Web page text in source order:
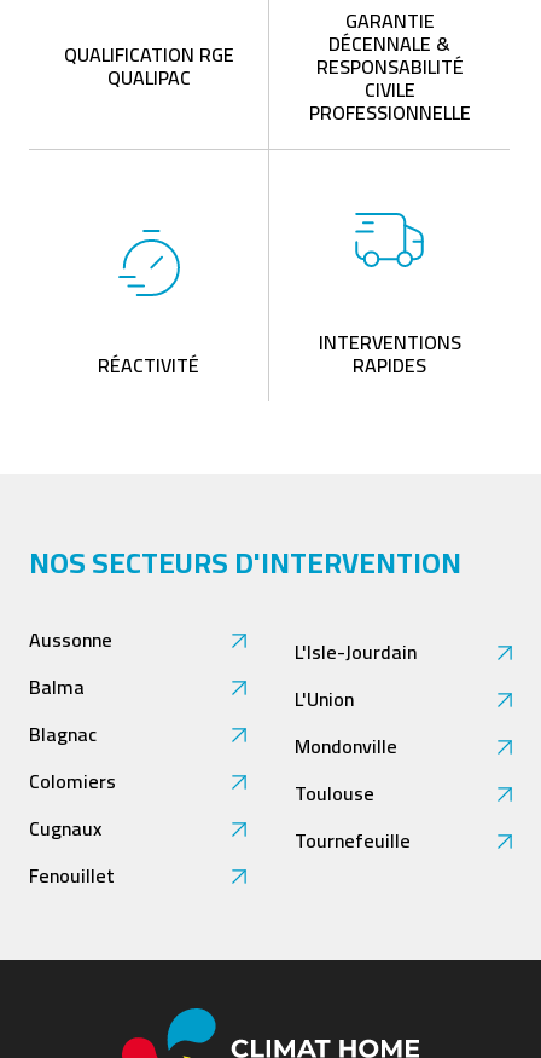
QUALIFICATION RGE
QUALIPAC
GARANTIE
DÉCENNALE &
RESPONSABILITÉ
CIVILE
PROFESSIONNELLE
RÉACTIVITÉ
INTERVENTIONS
RAPIDES
NOS SECTEURS D'INTERVENTION
Aussonne
Balma
Blagnac
Colomiers
Cugnaux
Fenouillet
L'Isle-Jourdain
L'Union
Mondonville
Toulouse
Tournefeuille